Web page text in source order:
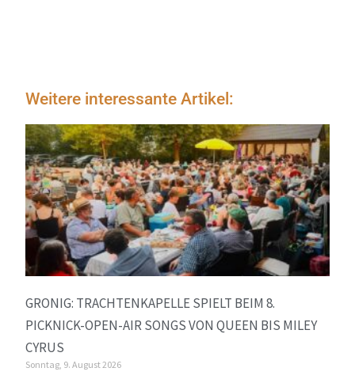
Weitere interessante Artikel:
GRONIG: TRACHTENKAPELLE SPIELT BEIM 8.
PICKNICK-OPEN-AIR SONGS VON QUEEN BIS MILEY
CYRUS
Sonntag, 9. August 2026